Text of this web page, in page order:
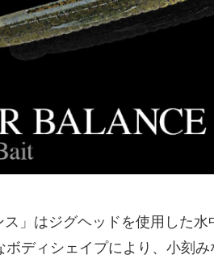
ス」はジグヘッドを使用した
ボディシェイプにより、小刻